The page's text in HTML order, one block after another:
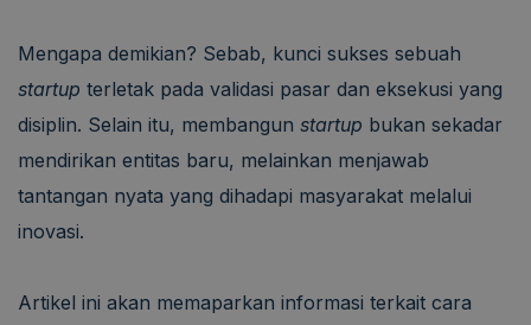
Mengapa demikian? Sebab, kunci sukses sebuah
startup terletak pada validasi pasar dan eksekusi yang
disiplin. Selain itu, membangun startup bukan sekadar
mendirikan entitas baru, melainkan menjawab
tantangan nyata yang dihadapi masyarakat melalui
inovasi.
Artikel ini akan memaparkan informasi terkait cara